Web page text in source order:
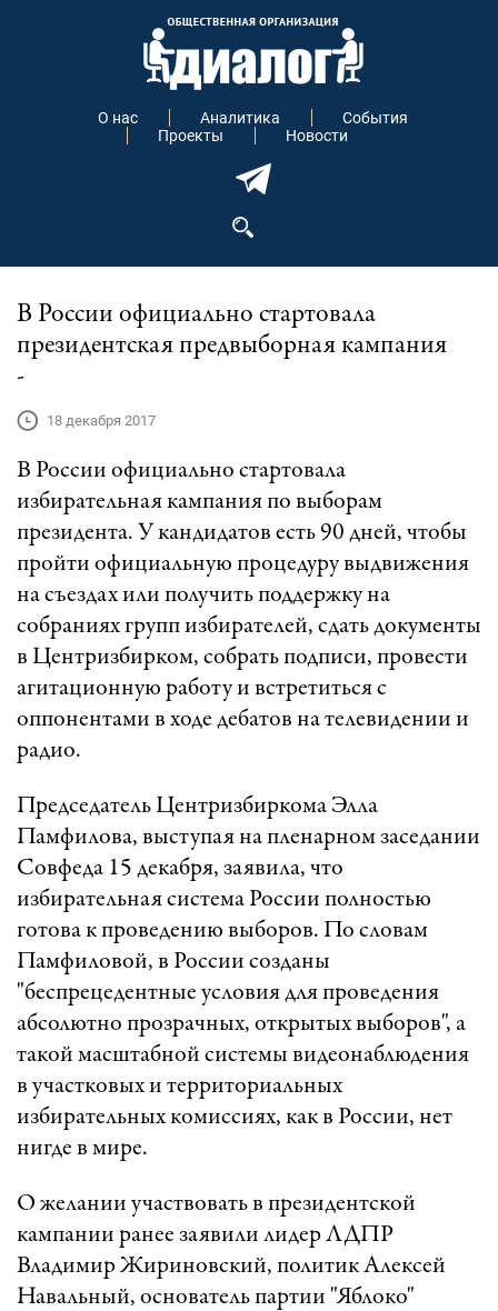
О нас Аналитика
События
Проекты
Новости
В России официально стартовала
президентская предвыборная кампания
-
18 декабря 2017
В России официально стартовала
избирательная кампания по выборам
президента. У кандидатов есть 90 дней, чтобы
пройти официальную процедуру выдвижения
на съездах или получить поддержку на
собраниях групп избирателей, сдать документы
в Центризбирком, собрать подписи, провести
агитационную работу и встретиться с
оппонентами в ходе дебатов на телевидении и
радио.
Председатель Центризбиркома Элла
Памфилова, выступая на пленарном заседании
Совфеда 15 декабря, заявила, что
избирательная система России полностью
готова к проведению выборов. По словам
Памфиловой, в России созданы
"беспрецедентные условия для проведения
абсолютно прозрачных, открытых выборов", а
такой масштабной системы видеонаблюдения
в участковых и территориальных
избирательных комиссиях, как в России, нет
нигде в мире.
О желании участвовать в президентской
кампании ранее заявили лидер ЛДПР
Владимир Жириновский, политик Алексей
Навальный, основатель партии "Яблоко"